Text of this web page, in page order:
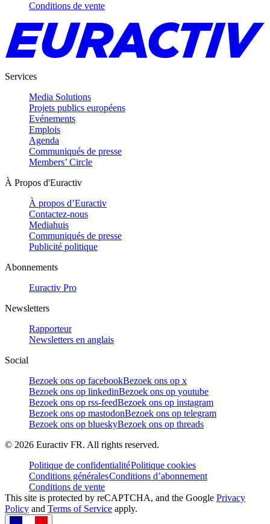
Conditions de vente
Services
Media Solutions
Projets publics européens
Evénements
Emplois
Agenda
Communiqués de presse
Members’ Circle
À Propos d'Euractiv
À propos d’Euractiv
Contactez-nous
Mediahuis
Communiqués de presse
Publicité politique
Abonnements
Euractiv Pro
Newsletters
Rapporteur
Newsletters en anglais
Social
Bezoek ons op facebookBezoek ons op x
Bezoek ons op linkedinBezoek ons op youtube
Bezoek ons op rss-feedBezoek ons op instagram
Bezoek ons op mastodonBezoek ons op telegram
Bezoek ons op blueskyBezoek ons op threads
© 2026 Euractiv FR. All rights reserved.
Politique de confidentialitéPolitique cookies
Conditions généralesConditions d’abonnement
Conditions de vente
This site is protected by reCAPTCHA, and the Google Privacy
Policy and Terms of Service apply.